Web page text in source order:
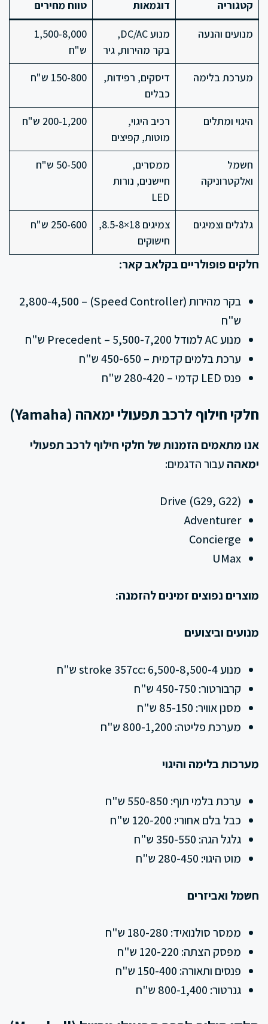
קטגוריה דוגמאות טווח מחירים
מנועים והנעה
מנוע DC/AC,
בקר מהירות, גיר
1,500-8,000
ש"ח
מערכת בלימה
דיסקים, רפידות,
כבלים
150-800 ש"ח
היגוי ומתלים
רכיב היגוי,
מוטות, קפיצים
200-1,200 ש"ח
חשמל
ואלקטרוניקה
ממסרים,
חיישנים, נורות
LED
50-500 ש"ח
גלגלים וצמיגים
צמיגים 18×8.5-8,
חישוקים
250-600 ש"ח
חלקים פופולריים בקלאב קאר:
בקר מהירות (Speed Controller) – 2,800-4,500
ש"ח
מנוע AC למודל Precedent – 5,500-7,200 ש"ח
ערכת בלמים קדמית – 450-650 ש"ח
פנס LED קדמי – 280-420 ש"ח
חלקי חילוף לרכב תפעולי ימאהה (Yamaha)
אנו מתאמים הזמנות של חלקי חילוף לרכב תפעולי
ימאהה עבור הדגמים:
Drive (G29, G22)
Adventurer
Concierge
UMax
מוצרים נפוצים זמינים להזמנה:
מנועים וביצועים
מנוע 4-stroke 357cc: 6,500-8,500 ש"ח
קרבורטור: 450-750 ש"ח
מסנן אוויר: 85-150 ש"ח
מערכת פליטה: 800-1,200 ש"ח
מערכות בלימה והיגוי
ערכת בלמי תוף: 550-850 ש"ח
כבל בלם אחורי: 120-200 ש"ח
גלגל הגה: 350-550 ש"ח
מוט היגוי: 280-450 ש"ח
חשמל ואביזרים
ממסר סולנואיד: 180-280 ש"ח
מפסק הצתה: 120-220 ש"ח
פנסים ותאורה: 150-400 ש"ח
גנרטור: 800-1,400 ש"ח